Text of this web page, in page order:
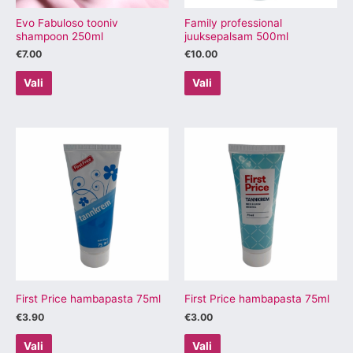
Evo Fabuloso tooniv
shampoon 250ml
€7.00
Vali
tootelehel.
Family professional
juuksepalsam 500ml
€10.00
Vali
tootelehel.
First Price hambapasta 75ml
€3.90
Vali
tootel
mitu
varianti.
Valikuid
tootelehel.
First Price hambapasta 75ml
€3.00
Vali
tootel
mitu
varianti.
Valikuid
tootelehel.